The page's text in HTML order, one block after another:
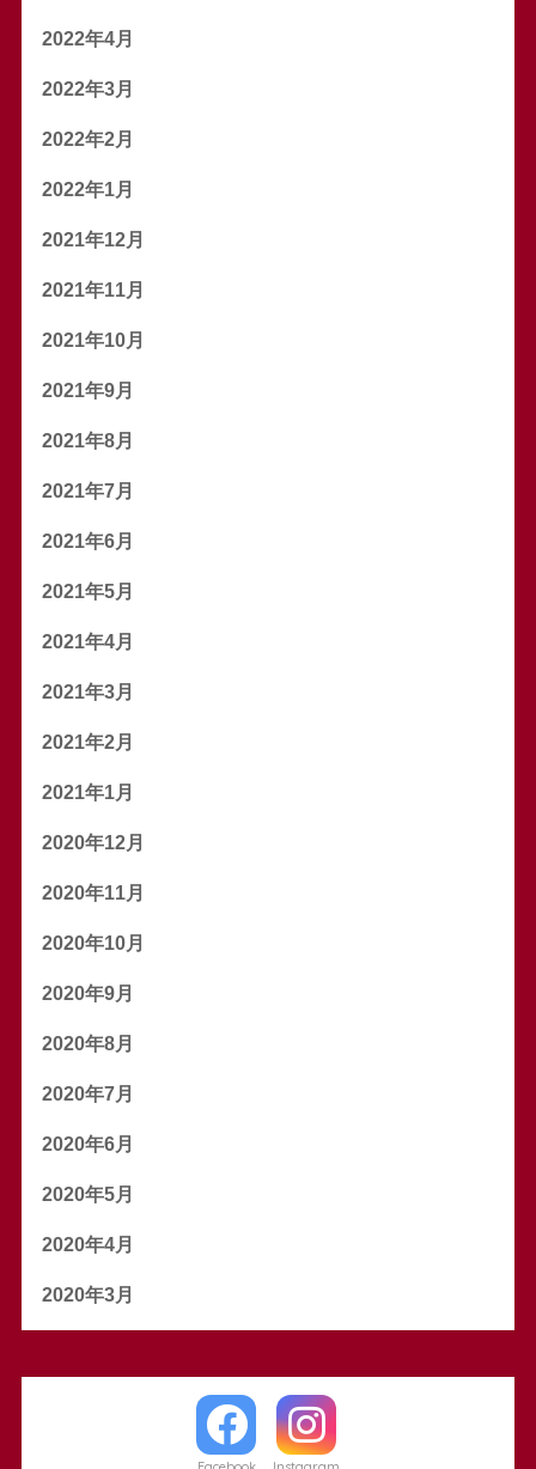
2022年4月
2022年3月
2022年2月
2022年1月
2021年12月
2021年11月
2021年10月
2021年9月
2021年8月
2021年7月
2021年6月
2021年5月
2021年4月
2021年3月
2021年2月
2021年1月
2020年12月
2020年11月
2020年10月
2020年9月
2020年8月
2020年7月
2020年6月
2020年5月
2020年4月
2020年3月